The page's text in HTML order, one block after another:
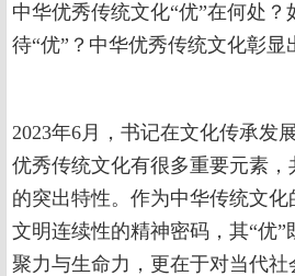
中华优秀传统文化“优”在何处？
待“优”？中华优秀传统文化彰显
2023年6月，书记在文化传承发
优秀传统文化有很多重要元素，
的突出特性。作为中华传统文
文明连续性的精神密码，其“优”
聚力与生命力，更在于对当代